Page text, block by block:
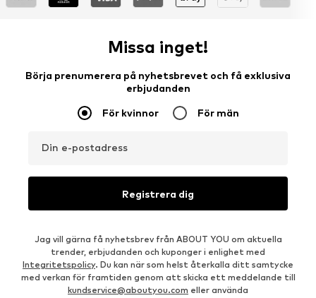
Missa inget!
Börja prenumerera på nyhetsbrevet och få exklusiva
erbjudanden
För kvinnor För män
Din e-postadress
Registrera dig
Jag vill gärna få nyhetsbrev från ABOUT YOU om aktuella
trender, erbjudanden och kuponger i enlighet med
Integritetspolicy. Du kan när som helst återkalla ditt samtycke
med verkan för framtiden genom att skicka ett meddelande till
kundservice@aboutyou.com eller använda